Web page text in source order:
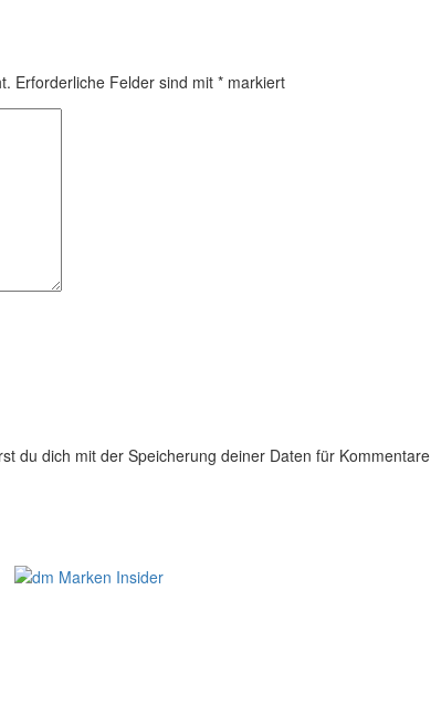
Erforderliche Felder sind mit * markiert
du dich mit der Speicherung deiner Daten für Kommentare